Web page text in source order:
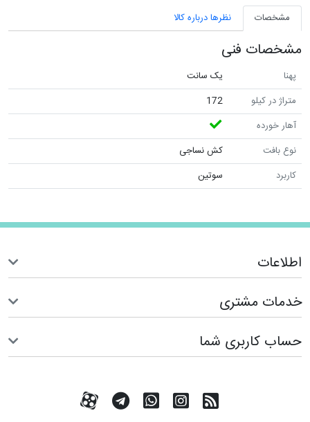
مشخصات نظرها درباره کالا
مشخصات فنی
پهنا
یک سانت
متراژ در کیلو
172
آهار خورده
نوع بافت
کش نساجی
کاربرد
سوتین
اطلاعات
خدمات مشتری
حساب کاربری شما
RSSکانال آپارات
تماس با واتس اپ
کانال تلگرام
کانال آپارات